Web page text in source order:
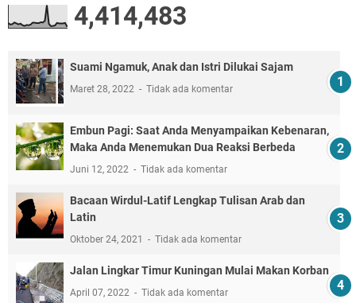
4,414,483
Suami Ngamuk, Anak dan Istri Dilukai Sajam
Maret 28, 2022 Tidak ada komentar
Embun Pagi: Saat Anda Menyampaikan Kebenaran,
Maka Anda Menemukan Dua Reaksi Berbeda
Juni 12, 2022 Tidak ada komentar
Bacaan Wirdul-Latif Lengkap Tulisan Arab dan
Latin
Oktober 24, 2021 Tidak ada komentar
Jalan Lingkar Timur Kuningan Mulai Makan Korban
April 07, 2022 Tidak ada komentar